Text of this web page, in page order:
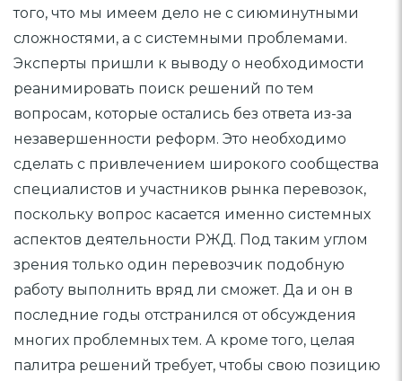
того, что мы имеем дело не с сиюминутными
сложностями, а с системными проблемами.
Эксперты пришли к выводу о необходимости
реанимировать поиск решений по тем
вопросам, которые остались без ответа из-за
незавершенности реформ. Это необходимо
сделать с привлечением широкого сообщества
специалистов и участников рынка перевозок,
поскольку вопрос касается именно системных
аспектов деятельности РЖД. Под таким углом
зрения только один перевозчик подобную
работу выполнить вряд ли сможет. Да и он в
последние годы отстранился от обсуждения
многих проблемных тем. А кроме того, целая
палитра решений требует, чтобы свою позицию